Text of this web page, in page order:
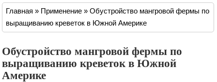
Главная» Применение »Обустройство мангровой фермы по
выращиванию креветок в Южной Америке
Обустройство мангровой фермы по
выращиванию креветок в Южной
Америке